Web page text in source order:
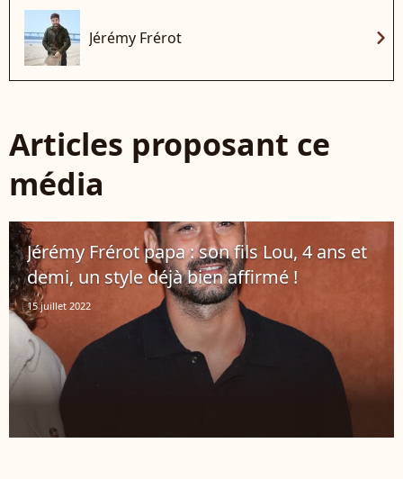
Jérémy Frérot chevron_right
Articles proposant ce
média
Jérémy Frérot papa : son fils Lou, 4 ans et
demi, un style déjà bien affirmé !
15 juillet 2022